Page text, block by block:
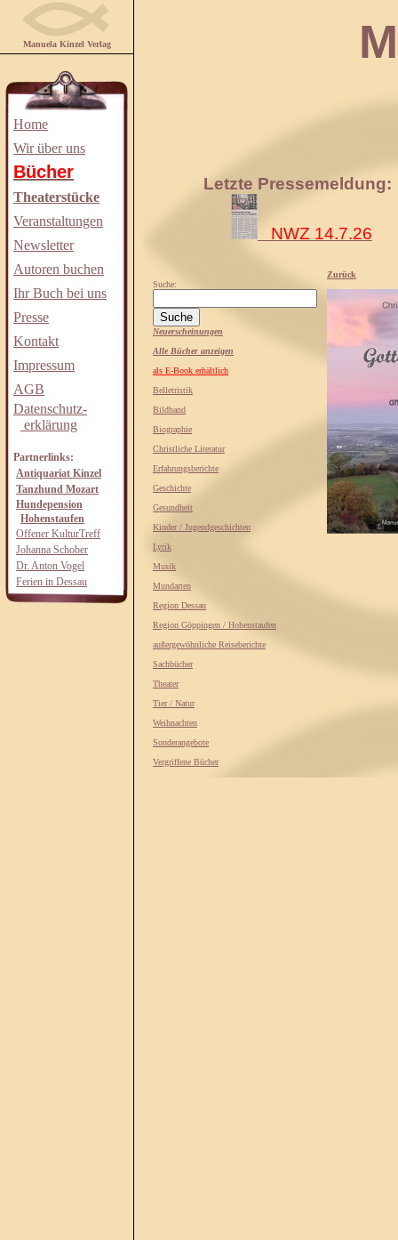
Manuela Kinzel Verlag
Home
Wir über uns
Bücher
Theaterstücke
Veranstaltungen
Newsletter
Autoren buchen
Ihr Buch bei uns
Presse
Kontakt
Impressum
AGB
Datenschutz-
erklärung
Partnerlinks:
Antiquariat Kinzel
Tanzhund Mozart
Hundepension
Hohenstaufen
Offener KulturTreff
Johanna Schober
Dr. Anton Vogel
Ferien in Dessau
Letzte Pressemeldung:
NWZ 14.7.26
Suche:
Neuerscheinungen
Alle Bücher anzeigen
als E-Book erhältlich
Belletristik
Bildband
Biographie
Christliche Literatur
Erfahrungsberichte
Geschichte
Gesundheit
Kinder / Jugendgeschichten
Lyrik
Musik
Mundarten
Region Dessau
Region Göppingen / Hohenstaufen
außergewöhnliche Reiseberichte
Sachbücher
Theater
Tier / Natur
Weihnachten
Sonderangebote
Vergriffene Bücher
Zurück